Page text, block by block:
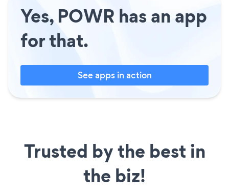
Yes, POWR has an app
for that.
See apps in action
Trusted by the best in
the biz!